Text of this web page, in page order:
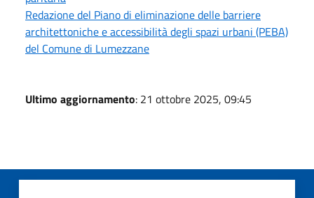
Redazione del Piano di eliminazione delle barriere
architettoniche e accessibilità degli spazi urbani (PEBA)
del Comune di Lumezzane
Ultimo aggiornamento: 21 ottobre 2025, 09:45